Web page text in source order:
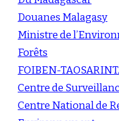
Douanes Malagasy
Ministre de
Forêts
FOIBEN-
Centre de
Centre National de